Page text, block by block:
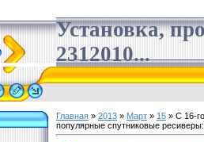
Установка,
2312010...
Главная » 2013 » Март » 15 » С 16-
популярные спутниковые ресиверы: